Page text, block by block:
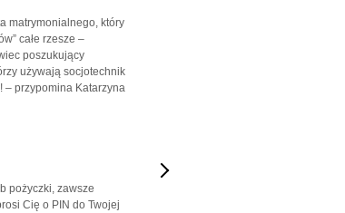
matrymonialnego, który
całe rzesze –
poszukujący
używają socjotechnik
– przypomina Katarzyna
pożyczki, zawsze
Cię o PIN do Twojej